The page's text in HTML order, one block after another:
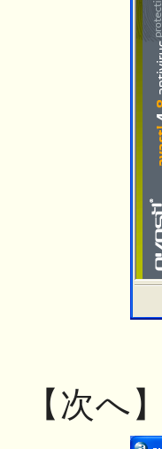
【次へ